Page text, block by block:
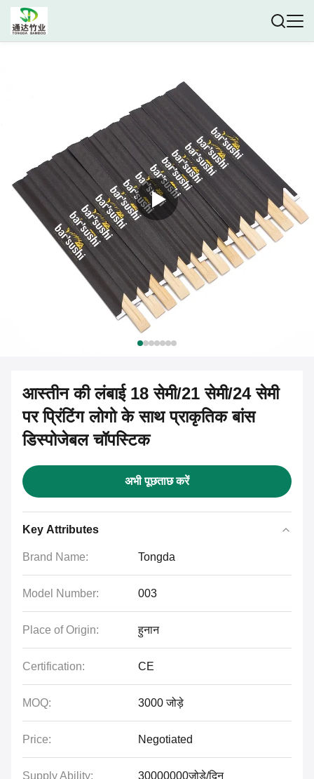
आस्तीन की लंबाई 18 सेमी/21 सेमी/24 सेमी
पर प्रिंटिंग लोगो के साथ प्राकृतिक बांस
डिस्पोजेबल चॉपस्टिक
अभी पूछताछ करें
Key Attributes
Brand Name: Tongda
Model Number: 003
Place of Origin: हुनान
Certification: CE
MOQ: 3000 जोड़े
Price: Negotiated
Supply Ability: 30000000जोड़े/दिन